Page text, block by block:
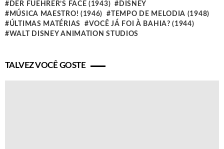
DER FUEHRER’S FACE (1943)
DISNEY
MÚSICA MAESTRO! (1946)
TEMPO DE MELODIA (1948)
ÚLTIMAS MATÉRIAS
VOCÊ JÁ FOI À BAHIA? (1944)
WALT DISNEY ANIMATION STUDIOS
TALVEZ VOCÊ GOSTE